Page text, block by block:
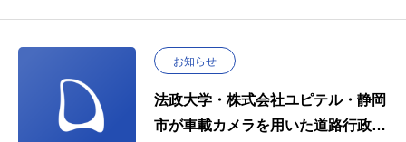
お知らせ
法政大学・株式会社ユピテル・静岡
市が車載カメラを用いた道路行政の